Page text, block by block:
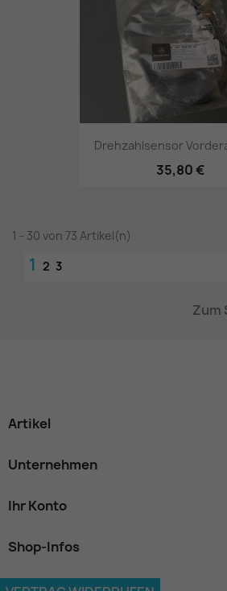
Drehzahlsensor
35,80 €
1 - 30 von 73 Artikel(n)
1 2 3
Zum
Artikel
Unternehmen
Ihr Konto
Shop-Infos